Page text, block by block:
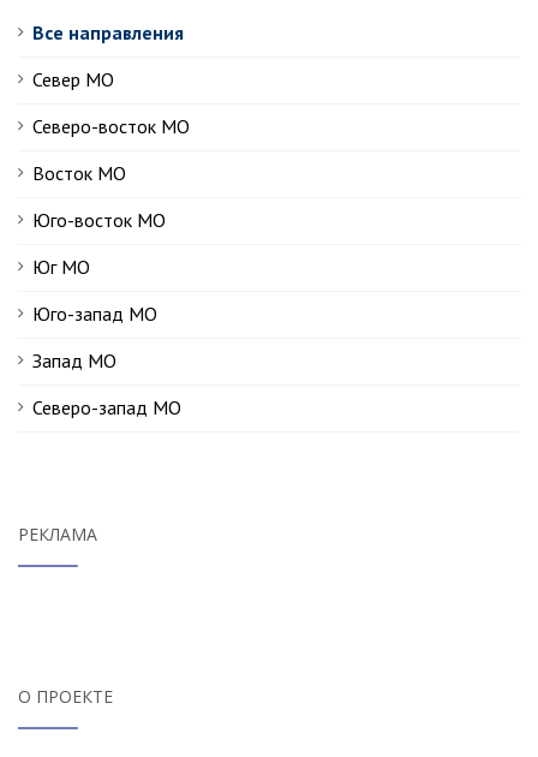
Все направления
Север МО
Северо-восток МО
Восток МО
Юго-восток МО
Юг МО
Юго-запад МО
Запад МО
Северо-запад МО
РЕКЛАМА
О ПРОЕКТЕ